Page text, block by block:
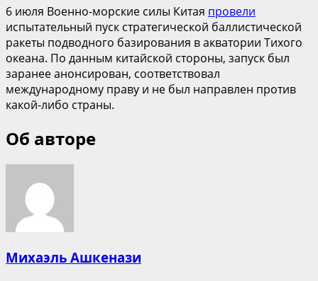
6 июля Военно-морские силы Китая провели
испытательный пуск стратегической баллистической
ракеты подводного базирования в акватории Тихого
океана. По данным китайской стороны, запуск был
заранее анонсирован, соответствовал
международному праву и не был направлен против
какой-либо страны.
Об авторе
Михаэль Ашкенази